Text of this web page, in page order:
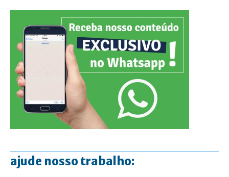
ajude nosso trabalho: